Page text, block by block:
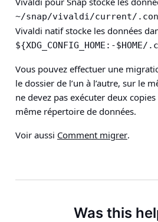
~/snap/vivaldi/current/
Vivaldi natif stocke les données
${XDG_CONFIG_HOME:-
Vous pouvez effectuer une
le dossier de l’un à l’autre, sur le
ne devez pas exécuter deux
même répertoire de données.
Voir aussi Comment migrer.
Was this